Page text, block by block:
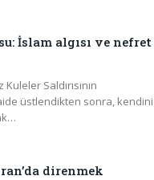
İslam algısı ve nefret
Saldırısının
üstlendikten sonra, kendini
direnmek